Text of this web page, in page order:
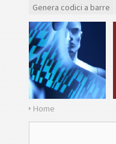
Genera codici a barre
Home